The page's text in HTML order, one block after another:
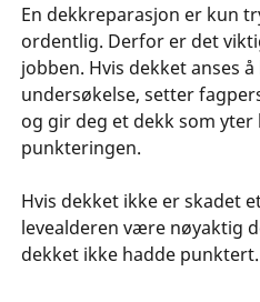
En dekkreparasjon er kun
ordentlig. Derfor er det
jobben. Hvis dekket anses
undersøkelse, setter
og gir deg et dekk som
punkteringen.
Hvis dekket ikke er skadet
levealderen være nøyaktig
dekket ikke hadde punktert.